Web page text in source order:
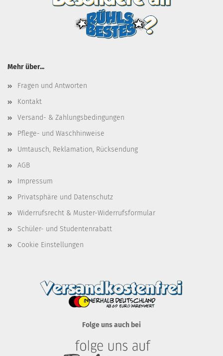
Mehr über...
Fragen und Antworten
Kontakt
Versand- & Zahlungsbedingungen
Pflege- und Waschhinweise
Umtausch, Reklamation, Rücksendung
AGB
Impressum
Privatsphäre und Datenschutz
Widerrufsrecht & Muster-Widerrufsformular
Schüler- und Studentenrabatt
Cookie Einstellungen
Folge uns auch bei